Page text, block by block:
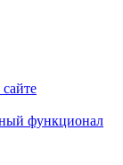
функционал